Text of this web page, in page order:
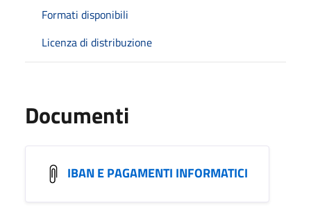
Formati disponibili
Licenza di distribuzione
Documenti
IBAN E PAGAMENTI INFORMATICI